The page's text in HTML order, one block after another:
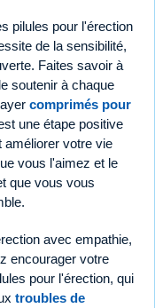
pilules pour l'érection
de la sensibilité,
Faites savoir à
soutenir à chaque
comprimés pour
une étape positive
améliorer votre vie
vous l'aimez et le
que vous vous
avec empathie,
encourager votre
pour l'érection, qui
troubles de